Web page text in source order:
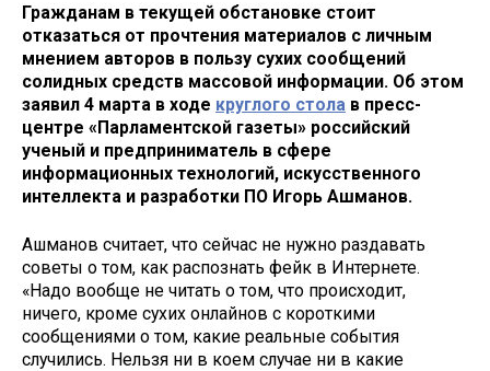
Гражданам в текущей обстановке стоит
отказаться от прочтения материалов с личным
мнением авторов в пользу сухих сообщений
солидных средств массовой информации. Об этом
заявил 4 марта в ходе круглого стола в пресс-
центре «Парламентской газеты» российский
ученый и предприниматель в сфере
информационных технологий, искусственного
интеллекта и разработки ПО Игорь Ашманов.
Ашманов считает, что сейчас не нужно раздавать
советы о том, как распознать фейк в Интернете.
«Надо вообще не читать о том, что происходит,
ничего, кроме сухих онлайнов с короткими
сообщениями о том, какие реальные события
случились. Нельзя ни в коем случае ни в какие